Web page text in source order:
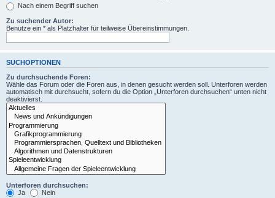
Nach einem Begriff suchen
Zu suchender Autor:
Benutze ein * als Platzhalter für teilweise Übereinstimmungen.
SUCHOPTIONEN
Zu durchsuchende Foren:
Wähle das Forum oder die Foren aus, in denen gesucht werden soll. Unterforen werden
automatisch mit durchsucht, sofern du die Option „Unterforen durchsuchen“ unten nicht
deaktivierst.
Unterforen durchsuchen:
Ja
Nein